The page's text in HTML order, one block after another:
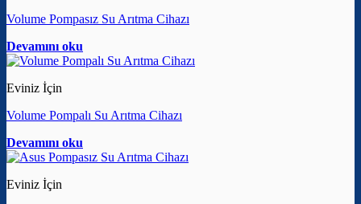
Volume Pompasız Su Arıtma Cihazı
Devamını oku
Eviniz İçin
Volume Pompalı Su Arıtma Cihazı
Devamını oku
Eviniz İçin